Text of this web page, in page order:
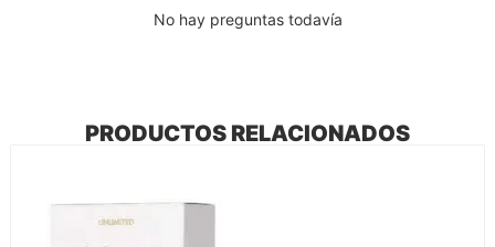
No hay preguntas todavía
PRODUCTOS RELACIONADOS